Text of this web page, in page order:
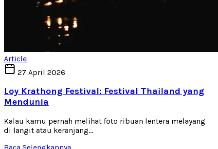
Article
27 April 2026
Loy Krathong Festival: Festival Thailand yang
Mendunia
Kalau kamu pernah melihat foto ribuan lentera melayang
di langit atau keranjang...